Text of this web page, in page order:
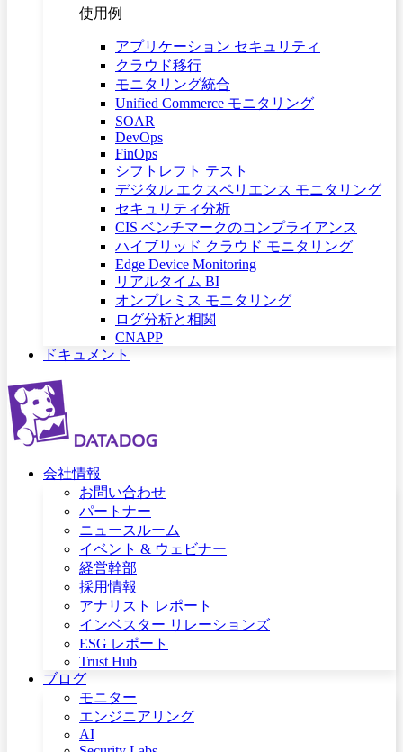
使用例
アプリケーション セキュリティ
クラウド移行
モニタリング統合
Unified Commerce モニタリング
SOAR
DevOps
FinOps
シフトレフト テスト
デジタル エクスペリエンス モニタリング
セキュリティ分析
CIS ベンチマークのコンプライアンス
ハイブリッド クラウド モニタリング
Edge Device Monitoring
リアルタイム BI
オンプレミス モニタリング
ログ分析と相関
CNAPP
ドキュメント
会社情報
お問い合わせ
パートナー
ニュースルーム
イベント & ウェビナー
経営幹部
採用情報
アナリスト レポート
インベスター リレーションズ
ESG レポート
Trust Hub
ブログ
モニター
エンジニアリング
AI